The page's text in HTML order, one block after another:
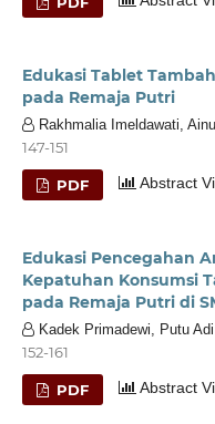
Edukasi Tablet
pada Remaja Putri
Rakhmalia Imeldawati,
147-151
PDF Abstract
Edukasi Pencegahan
Kepatuhan Konsumsi
pada Remaja Putri di
Kadek Primadewi, Putu
152-161
PDF Abstract